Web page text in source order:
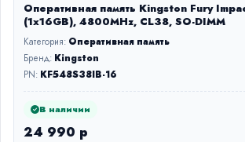
Оперативная память Kingston Fury
(1x16GB), 4800MHz, CL38, SO-DIMM
Категория: Оперативная память
Бренд: Kingston
PN: KF548S38IB-16
В наличии
24 990 р